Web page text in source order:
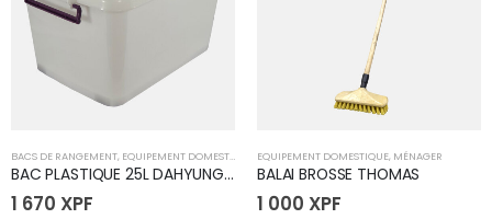
BACS DE RANGEMENT, EQUIPEMENT DOMESTIQUE
BAC PLASTIQUE 25L DAHYUNG (S)
1 670 XPF
EQUIPEMENT DOMESTIQUE, MÉNAGER
BALAI BROSSE THOMAS
1 000 XPF